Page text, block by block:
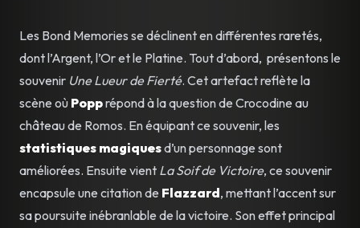
Les Bond Memories se déclinent en différentes raretés,
dont l’Argent, l’Or et le Platine. Tout d’abord, présentons le
souvenir Une Lueur de Fierté. Cet artefact reflète la
scène où Popprépond à la question de Crocodine au
château de Romos. En équipant ce souvenir, les
statistiques magiquesd’un personnage sont
améliorées. Ensuite vient La Soif de Victoire, ce souvenir
encapsule une citation de Flazzard, mettant l’accent sur
sa poursuite inébranlable de la victoire. Son effet principal